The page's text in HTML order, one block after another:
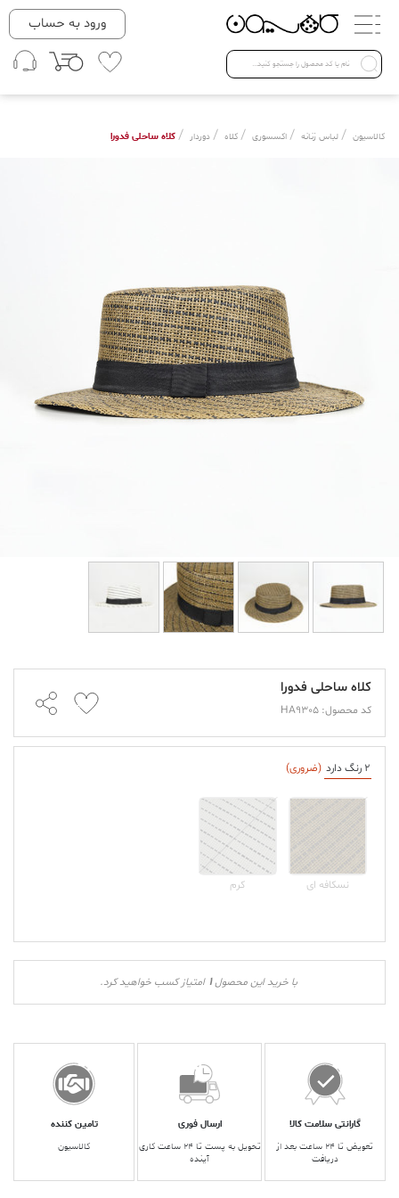
دسته بندی ها
Open submenu ( لباس زنانه )
لباس زنانه
لباس مردانه
ورود به حساب
کالاسیون / لباس زنانه / اکسسوری / کلاه / دوردار / کلاه ساحلی فدورا
کلاه ساحلی فدورا
کد محصول: HA9305
2 رنگ دارد (ضروری)
نسکافه ای کرم
با خرید این محصول1 امتیاز کسب خواهید کرد.
گارانتی سلامت کالا
تعویض تا ۲۴ ساعت بعد از
دریافت
ارسال فوری
تحویل به پست تا ۲۴ ساعت کاری
آینده
تامین کننده
کالاسیون